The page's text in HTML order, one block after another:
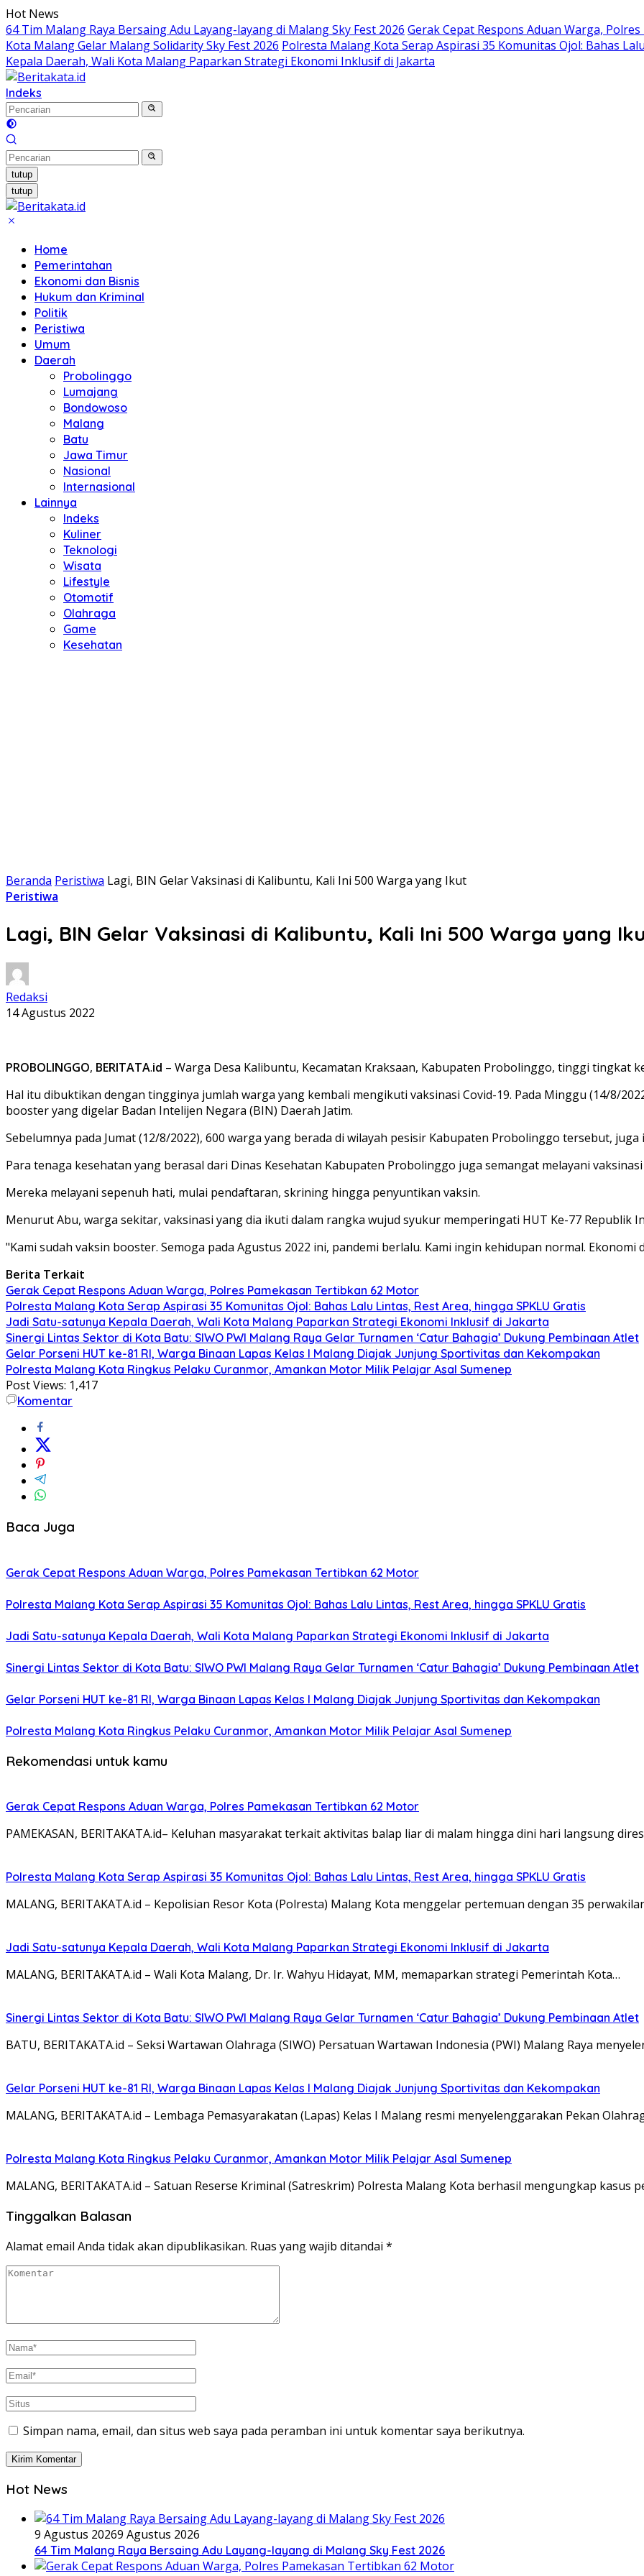
Langsung
ke
konten
Hot News
64 Tim Malang Raya Bersaing Adu Layang-layang di Malang Sky Fest 2026 Gerak Cepat Respons Aduan Warga,
Kota Malang Gelar Malang Solidarity Sky Fest 2026 Polresta Malang Kota Serap Aspirasi 35 Komunitas Ojol: Bahas
Kepala Daerah, Wali Kota Malang Paparkan Strategi Ekonomi Inklusif di Jakarta
Indeks
tutup
tutup
Home
Pemerintahan
Ekonomi dan Bisnis
Hukum dan Kriminal
Politik
Peristiwa
Umum
Daerah
Probolinggo
Lumajang
Bondowoso
Malang
Batu
Jawa Timur
Nasional
Internasional
Lainnya
Indeks
Kuliner
Teknologi
Wisata
Lifestyle
Otomotif
Olahraga
Game
Kesehatan
Beranda Peristiwa Lagi, BIN Gelar Vaksinasi di Kalibuntu, Kali Ini 500 Warga yang Ikut
Peristiwa
Lagi, BIN Gelar Vaksinasi di Kalibuntu, Kali Ini 500 Warga yang
Redaksi
14 Agustus 2022
PROBOLINGGO, BERITATA.id – Warga Desa Kalibuntu, Kecamatan Kraksaan, Kabupaten Probolinggo, tinggi tingkat
Hal itu dibuktikan dengan tingginya jumlah warga yang kembali mengikuti vaksinasi Covid-19. Pada Minggu (14/8/
booster yang digelar Badan Intelijen Negara (BIN) Daerah Jatim.
Sebelumnya pada Jumat (12/8/2022), 600 warga yang berada di wilayah pesisir Kabupaten Probolinggo tersebut,
Para tenaga kesehatan yang berasal dari Dinas Kesehatan Kabupaten Probolinggo juga semangat melayani
Mereka melayani sepenuh hati, mulai pendaftaran, skrining hingga penyuntikan vaksin.
Menurut Abu, warga sekitar, vaksinasi yang dia ikuti dalam rangka wujud syukur memperingati HUT Ke-77 Republik
"Kami sudah vaksin booster. Semoga pada Agustus 2022 ini, pandemi berlalu. Kami ingin kehidupan normal.
Berita Terkait
Gerak Cepat Respons Aduan Warga, Polres Pamekasan Tertibkan 62 Motor
Polresta Malang Kota Serap Aspirasi 35 Komunitas Ojol: Bahas Lalu Lintas, Rest Area, hingga SPKLU Gratis
Jadi Satu-satunya Kepala Daerah, Wali Kota Malang Paparkan Strategi Ekonomi Inklusif di Jakarta
Sinergi Lintas Sektor di Kota Batu: SIWO PWI Malang Raya Gelar Turnamen ‘Catur Bahagia’ Dukung Pembinaan Atlet
Gelar Porseni HUT ke-81 RI, Warga Binaan Lapas Kelas I Malang Diajak Junjung Sportivitas dan Kekompakan
Polresta Malang Kota Ringkus Pelaku Curanmor, Amankan Motor Milik Pelajar Asal Sumenep
Post Views: 1,417
Komentar
Baca Juga
Gerak Cepat Respons Aduan Warga, Polres Pamekasan Tertibkan 62 Motor
Polresta Malang Kota Serap Aspirasi 35 Komunitas Ojol: Bahas Lalu Lintas, Rest Area, hingga SPKLU Gratis
Jadi Satu-satunya Kepala Daerah, Wali Kota Malang Paparkan Strategi Ekonomi Inklusif di Jakarta
Sinergi Lintas Sektor di Kota Batu: SIWO PWI Malang Raya Gelar Turnamen ‘Catur Bahagia’ Dukung Pembinaan Atlet
Gelar Porseni HUT ke-81 RI, Warga Binaan Lapas Kelas I Malang Diajak Junjung Sportivitas dan Kekompakan
Polresta Malang Kota Ringkus Pelaku Curanmor, Amankan Motor Milik Pelajar Asal Sumenep
Rekomendasi untuk kamu
Gerak Cepat Respons Aduan Warga, Polres Pamekasan Tertibkan 62 Motor
PAMEKASAN, BERITAKATA.id– Keluhan masyarakat terkait aktivitas balap liar di malam hingga dini hari langsung
Polresta Malang Kota Serap Aspirasi 35 Komunitas Ojol: Bahas Lalu Lintas, Rest Area, hingga SPKLU Gratis
MALANG, BERITAKATA.id – Kepolisian Resor Kota (Polresta) Malang Kota menggelar pertemuan dengan 35
Jadi Satu-satunya Kepala Daerah, Wali Kota Malang Paparkan Strategi Ekonomi Inklusif di Jakarta
MALANG, BERITAKATA.id – Wali Kota Malang, Dr. Ir. Wahyu Hidayat, MM, memaparkan strategi Pemerintah Kota…
Sinergi Lintas Sektor di Kota Batu: SIWO PWI Malang Raya Gelar Turnamen ‘Catur Bahagia’ Dukung Pembinaan Atlet
BATU, BERITAKATA.id – Seksi Wartawan Olahraga (SIWO) Persatuan Wartawan Indonesia (PWI) Malang Raya
Gelar Porseni HUT ke-81 RI, Warga Binaan Lapas Kelas I Malang Diajak Junjung Sportivitas dan Kekompakan
MALANG, BERITAKATA.id – Lembaga Pemasyarakatan (Lapas) Kelas I Malang resmi menyelenggarakan Pekan
Polresta Malang Kota Ringkus Pelaku Curanmor, Amankan Motor Milik Pelajar Asal Sumenep
MALANG, BERITAKATA.id – Satuan Reserse Kriminal (Satreskrim) Polresta Malang Kota berhasil mengungkap kasus
Tinggalkan Balasan
Alamat email Anda tidak akan dipublikasikan. Ruas yang wajib ditandai *
Simpan nama, email, dan situs web saya pada peramban ini untuk komentar saya berikutnya.
Hot News
9 Agustus 20269 Agustus 2026
64 Tim Malang Raya Bersaing Adu Layang-layang di Malang Sky Fest 2026